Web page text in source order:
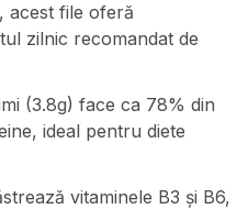
acest file oferă
zilnic recomandat de
(3.8g) face ca 78% din
ideal pentru diete
vitaminele B3 și B6,